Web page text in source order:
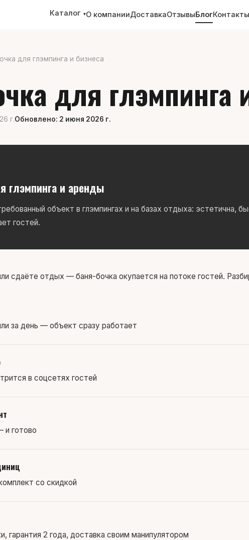
Каталог ▾О компанииДоставкаОтзывыБлогКонтакты
для глэмпинга и бизнеса
для глэмпинга
г.Обновлено: 2 июня 2026 г.
глэмпинга и аренды
объект в глэмпингах и на базах отдыха: эстетична,
гостей.
сдаёте отдых — баня-бочка окупается на потоке гостей.
за день — объект сразу работает
в соцсетях гостей
и готово
со скидкой
гарантия 2 года, доставка своим манипулятором